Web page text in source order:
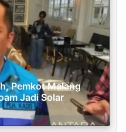
Pemkot Malang
Jadi Solar